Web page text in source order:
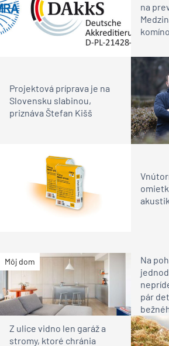
na
Projektová príprava je na
Slovensku slabinou,
priznáva Štefan Kišš
Môj dom
Na
pár
Z ulice vidno len garáž a
stromy, ktoré chránia